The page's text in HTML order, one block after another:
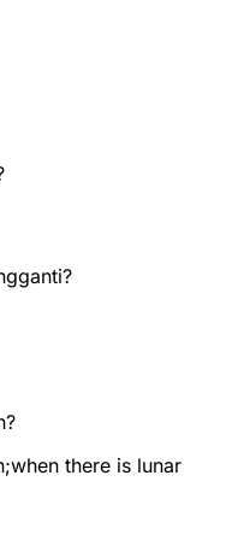
there is lunar